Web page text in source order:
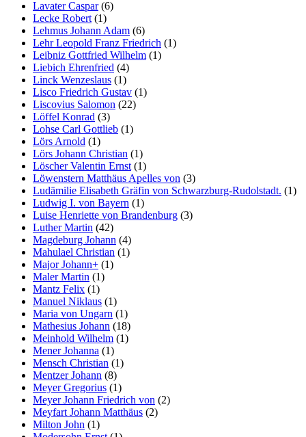
Lavater Caspar(6)
Lecke Robert (1)
Lehmus Johann Adam (6)
Lehr Leopold Franz Friedrich (1)
Leibniz Gottfried Wilhelm (1)
Liebich Ehrenfried (4)
Linck Wenzeslaus (1)
Lisco Friedrich Gustav (1)
Liscovius Salomon (22)
Löffel Konrad (3)
Lohse Carl Gottlieb (1)
Lörs Arnold (1)
Lörs Johann Christian (1)
Löscher Valentin Ernst (1)
Löwenstern Matthäus Apelles von (3)
Ludämilie Elisabeth Gräfin von Schwarzburg-Rudolstadt. (1)
Ludwig I. von Bayern (1)
Luise Henriette von Brandenburg (3)
Luther Martin (42)
Magdeburg Johann (4)
Mahulael Christian (1)
Major Johann+ (1)
Maler Martin (1)
Mantz Felix (1)
Manuel Niklaus (1)
Maria von Ungarn (1)
Mathesius Johann (18)
Meinhold Wilhelm (1)
Mener Johanna (1)
Mensch Christian (1)
Mentzer Johann (8)
Meyer Gregorius (1)
Meyer Johann Friedrich von (2)
Meyfart Johann Matthäus (2)
Milton John (1)